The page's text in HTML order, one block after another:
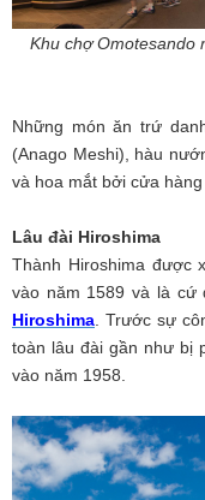
Khu chợ Omotesando
Những món ăn trứ
(Anago Meshi), hàu
và hoa mắt bởi cửa
Lâu đài Hiroshima
Thành Hiroshima được
vào năm 1589 và là cứ
Hiroshima . Trước sự
toàn lâu đài gần như bị
vào năm 1958.